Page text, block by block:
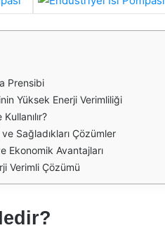
Prensibi
Yüksek Enerji Verimliliği
Sağladıkları Çözümler
Ekonomik Avantajları
Verimli Çözümü